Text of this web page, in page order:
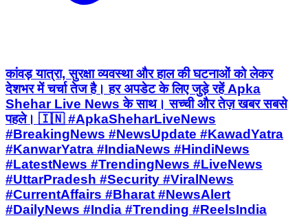
कांवड़ यात्रा, सुरक्षा व्यवस्था और हाल की घटनाओं को लेकर
देशभर में चर्चा तेज है। हर अपडेट के लिए जुड़े रहें Apka
Shehar Live News के साथ। सच्ची और तेज़ खबर सबसे
पहले। 🇮🇳 #ApkaSheharLiveNews
#BreakingNews #NewsUpdate #KawadYatra
#KanwarYatra #IndiaNews #HindiNews
#LatestNews #TrendingNews #LiveNews
#UttarPradesh #Security #ViralNews
#CurrentAffairs #Bharat #NewsAlert
#DailyNews #India #Trending #ReelsIndia